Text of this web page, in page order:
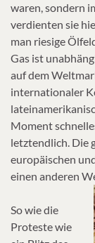
waren, sondern
verdienten sie
man riesige
Gas ist
auf dem
internationaler
Moment
letztendlich. Die
europäischen
einen anderen
So wie die
Proteste wie